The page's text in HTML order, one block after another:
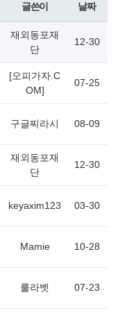
글쓴이 날짜
재외동포재
단
12-30
[오피가자.C
OM]
07-25
구글찌라시 08-09
재외동포재
단
12-30
keyaxim123 03-30
Mamie 10-28
룰라벳 07-23